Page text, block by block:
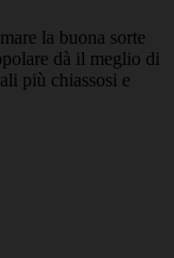
la buona sorte
dà il meglio di
più chiassosi e